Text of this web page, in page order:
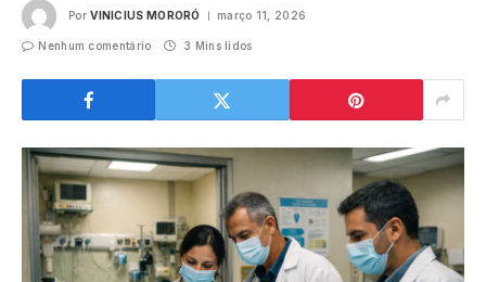
Por VINICIUS MORORÓ março 11, 2026
Nenhum comentário 3 Mins lidos